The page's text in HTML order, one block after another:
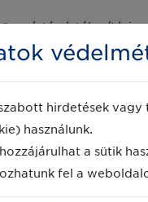
értékesítési
hirdetések
használunk.
a sütik
fel a